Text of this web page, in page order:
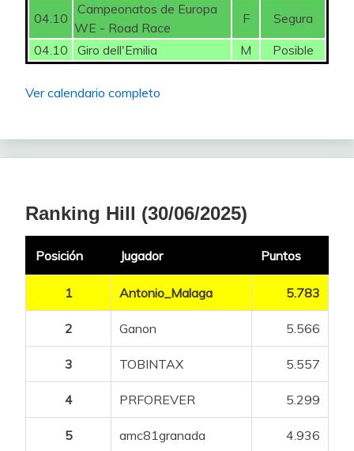
04.10
Campeonatos de Europa
WE - Road Race
F
Segura
04.10
Giro dell'Emilia M Posible
Ver calendario completo
Ranking Hill (30/06/2025)
Posición Jugador Puntos
1 Antonio_Malaga 5.783
2 Ganon 5.566
3 TOBINTAX 5.557
4 PRFOREVER 5.299
5 amc81granada 4.936